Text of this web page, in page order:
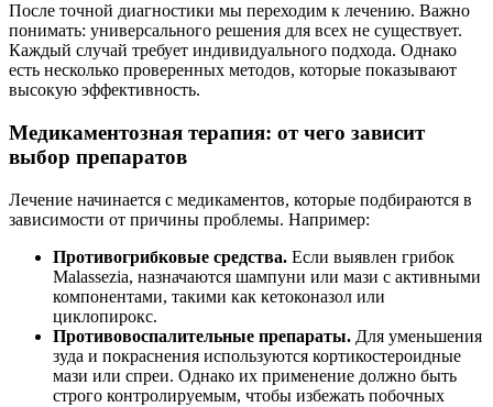
После точной диагностики мы переходим к лечению. Важно
понимать: универсального решения для всех не существует.
Каждый случай требует индивидуального подхода. Однако
есть несколько проверенных методов, которые показывают
высокую эффективность.
Медикаментозная терапия: от чего зависит
выбор препаратов
Лечение начинается с медикаментов, которые подбираются в
зависимости от причины проблемы. Например:
Противогрибковые средства. Если выявлен грибок
Malassezia, назначаются шампуни или мази с активными
компонентами, такими как кетоконазол или
циклопирокс.
Противовоспалительные препараты. Для уменьшения
зуда и покраснения используются кортикостероидные
мази или спреи. Однако их применение должно быть
строго контролируемым, чтобы избежать побочных